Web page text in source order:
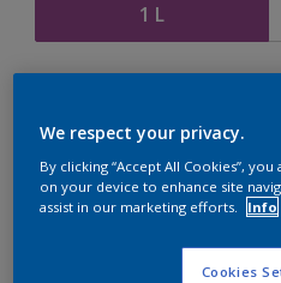
1 L
Op dit moment is het niet
te bestellen. Houd de
er hard aan om de voorraad
We respect your privacy.
By clicking “Accept All Cookies”,
on your device to enhance site
assist in our marketing efforts.
Info
Cookies